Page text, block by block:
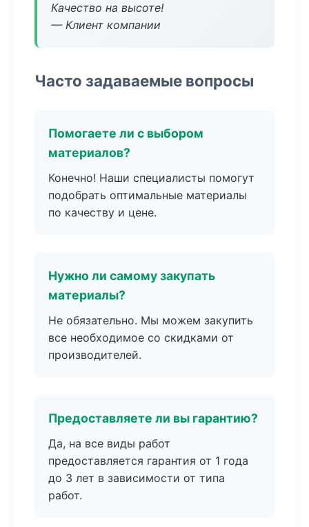
Качество на высоте!
— Клиент компании
Часто задаваемые вопросы
Помогаете ли с выбором
материалов?
Конечно! Наши специалисты помогут
подобрать оптимальные материалы
по качеству и цене.
Нужно ли самому закупать
материалы?
Не обязательно. Мы можем закупить
все необходимое со скидками от
производителей.
Предоставляете ли вы гарантию?
Да, на все виды работ
предоставляется гарантия от 1 года
до 3 лет в зависимости от типа
работ.